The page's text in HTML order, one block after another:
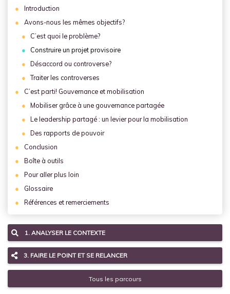
Introduction
Avons-nous les mêmes objectifs?
C’est quoi le problème?
Construire un projet provisoire
Désaccord ou controverse?
Traiter les controverses
C’est parti! Gouvernance et mobilisation
Mobiliser grâce à une gouvernance partagée
Le leadership partagé : un levier pour la mobilisation
Des rapports de pouvoir
Conclusion
Boîte à outils
Pour aller plus loin
Glossaire
Références et remerciements
1. ANALYSER LE CONTEXTE
3. FAIRE LE POINT ET SE RELANCER
Tous les parcours